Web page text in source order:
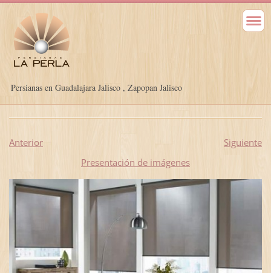
Persianas en Guadalajara Jalisco , Zapopan Jalisco
Anterior
Siguiente
Presentación de imágenes